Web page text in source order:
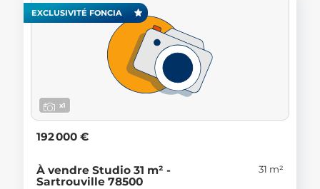
EXCLUSIVITÉ FONCIA
x1
192 000 €
À vendre Studio 31 m² -
Sartrouville 78500
31 m²